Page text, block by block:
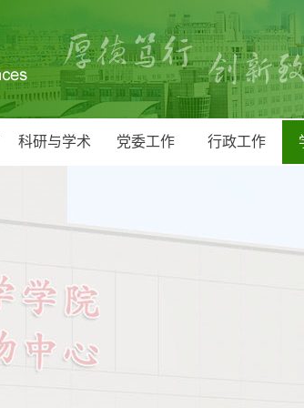
科研与学术 党委工作 行政工作